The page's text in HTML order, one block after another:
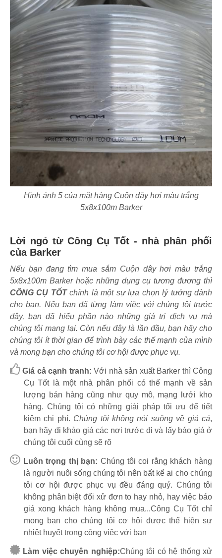
Hình ảnh 5 của mặt hàng Cuộn dây hơi màu trắng
5x8x100m Barker
Lời ngỏ từ Công Cụ Tốt - nhà phân phối
của Barker
Nếu bạn đang tìm mua sắm Cuộn dây hơi màu trắng
5x8x100m Barker hoặc những dụng cụ tương đương thì
CÔNG CỤ TỐTchính là một sự lựa chọn lý tưởng dành
cho bạn. Nếu bạn đã từng làm việc với chúng tôi trước
đây, bạn đã hiểu phần nào những giá trị dịch vụ mà
chúng tôi mang lại. Còn nếu đây là lần đầu, bạn hãy cho
chúng tôi ít thời gian để trình bày các thế mạnh của mình
và mong bạn cho chúng tôi cơ hội được phục vụ.
Giá cả cạnh tranh: Với nhà sản xuất Barker thì Công
Cụ Tốt là một nhà phân phối có thế mạnh về sản
lượng bán hàng cũng như quy mô, mạng lưới kho
hàng. Chúng tôi có những giải pháp tối ưu để tiết
kiệm chi phí. Chúng tôi không nói suông về giá cả,
bạn hãy đi khảo giá các nơi trước đi và lấy báo giá ở
chúng tôi cuối cùng sẽ rõ
Luôn trọng thị bạn: Chúng tôi coi rằng khách hàng
là người nuôi sống chúng tôi nên bất kể ai cho chúng
tôi cơ hội được phục vụ đều đáng quý. Chúng tôi
không phân biệt đối xử đơn to hay nhỏ, hay việc báo
giá xong khách hàng không mua...Công Cụ Tốt chỉ
mong bạn cho chúng tôi cơ hội được thể hiện sự
nhiệt huyết trong công việc với bạn
Làm việc chuyên nghiệp:Chúng tôi có hệ thống xử